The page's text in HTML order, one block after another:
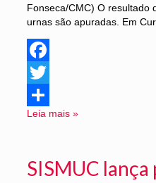
Fonseca/CMC) O resultado
urnas são apuradas. Em
Facebook
Twitter
Share
Leia mais »
SISMUC